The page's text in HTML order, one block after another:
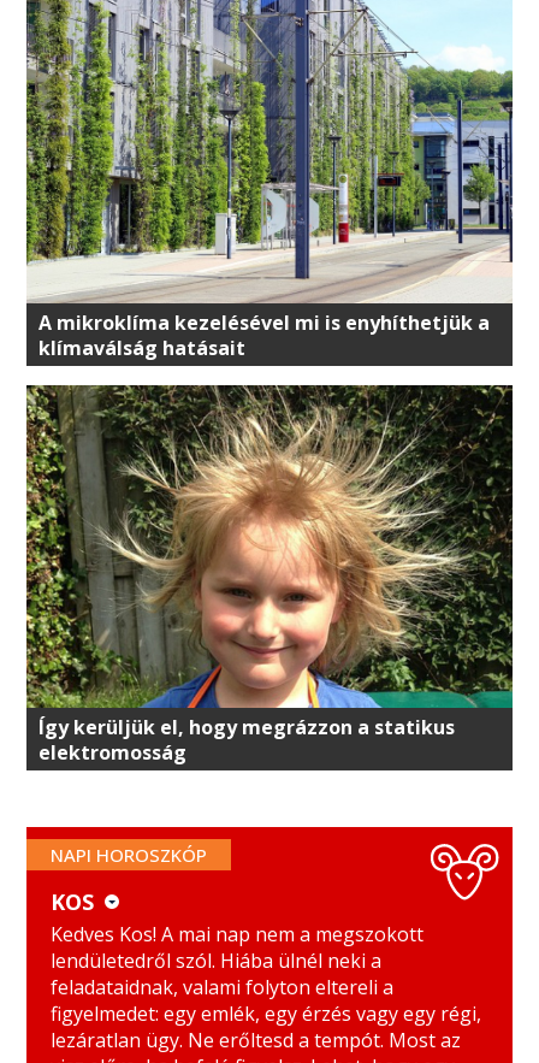
A mikroklíma kezelésével mi is enyhíthetjük a
klímaválság hatásait
Így kerüljük el, hogy megrázzon a statikus
elektromosság
NAPI HOROSZKÓP
KOS
BIKA
IKREK
SKORPIÓ
NYILAS
KOS
Kedves Kos! A mai nap nem a megszokott
lendületedről szól. Hiába ülnél neki a
feladataidnak, valami folyton eltereli a
figyelmedet: egy emlék, egy érzés vagy egy régi,
lezáratlan ügy. Ne erőltesd a tempót. Most az